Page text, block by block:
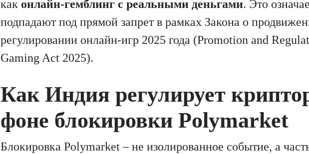
как онлайн-гемблинг с реальными деньгами. Это
подпадают под прямой запрет в рамках Закона о
регулировании онлайн-игр 2025 года (Promotion and
Gaming Act 2025).
Как Индия регулирует
фоне блокировки Polymarket
Блокировка Polymarket – не изолированное событие, а